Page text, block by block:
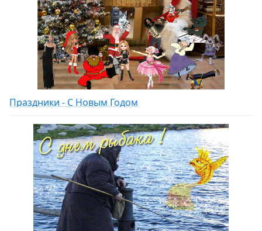
Праздники - С Новым Годом